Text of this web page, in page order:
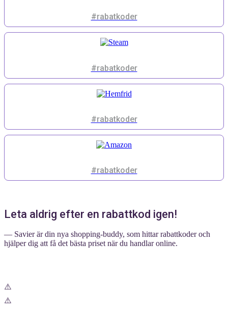
#rabatkoder
#rabatkoder
#rabatkoder
#rabatkoder
Leta aldrig efter en rabattkod igen!
— Savier är din nya shopping-buddy, som hittar rabattkoder och
hjälper dig att få det bästa priset när du handlar online.